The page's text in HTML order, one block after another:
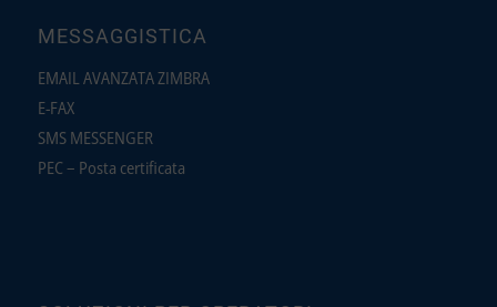
MESSAGGISTICA
EMAIL AVANZATA ZIMBRA
E-FAX
SMS MESSENGER
PEC – Posta certificata